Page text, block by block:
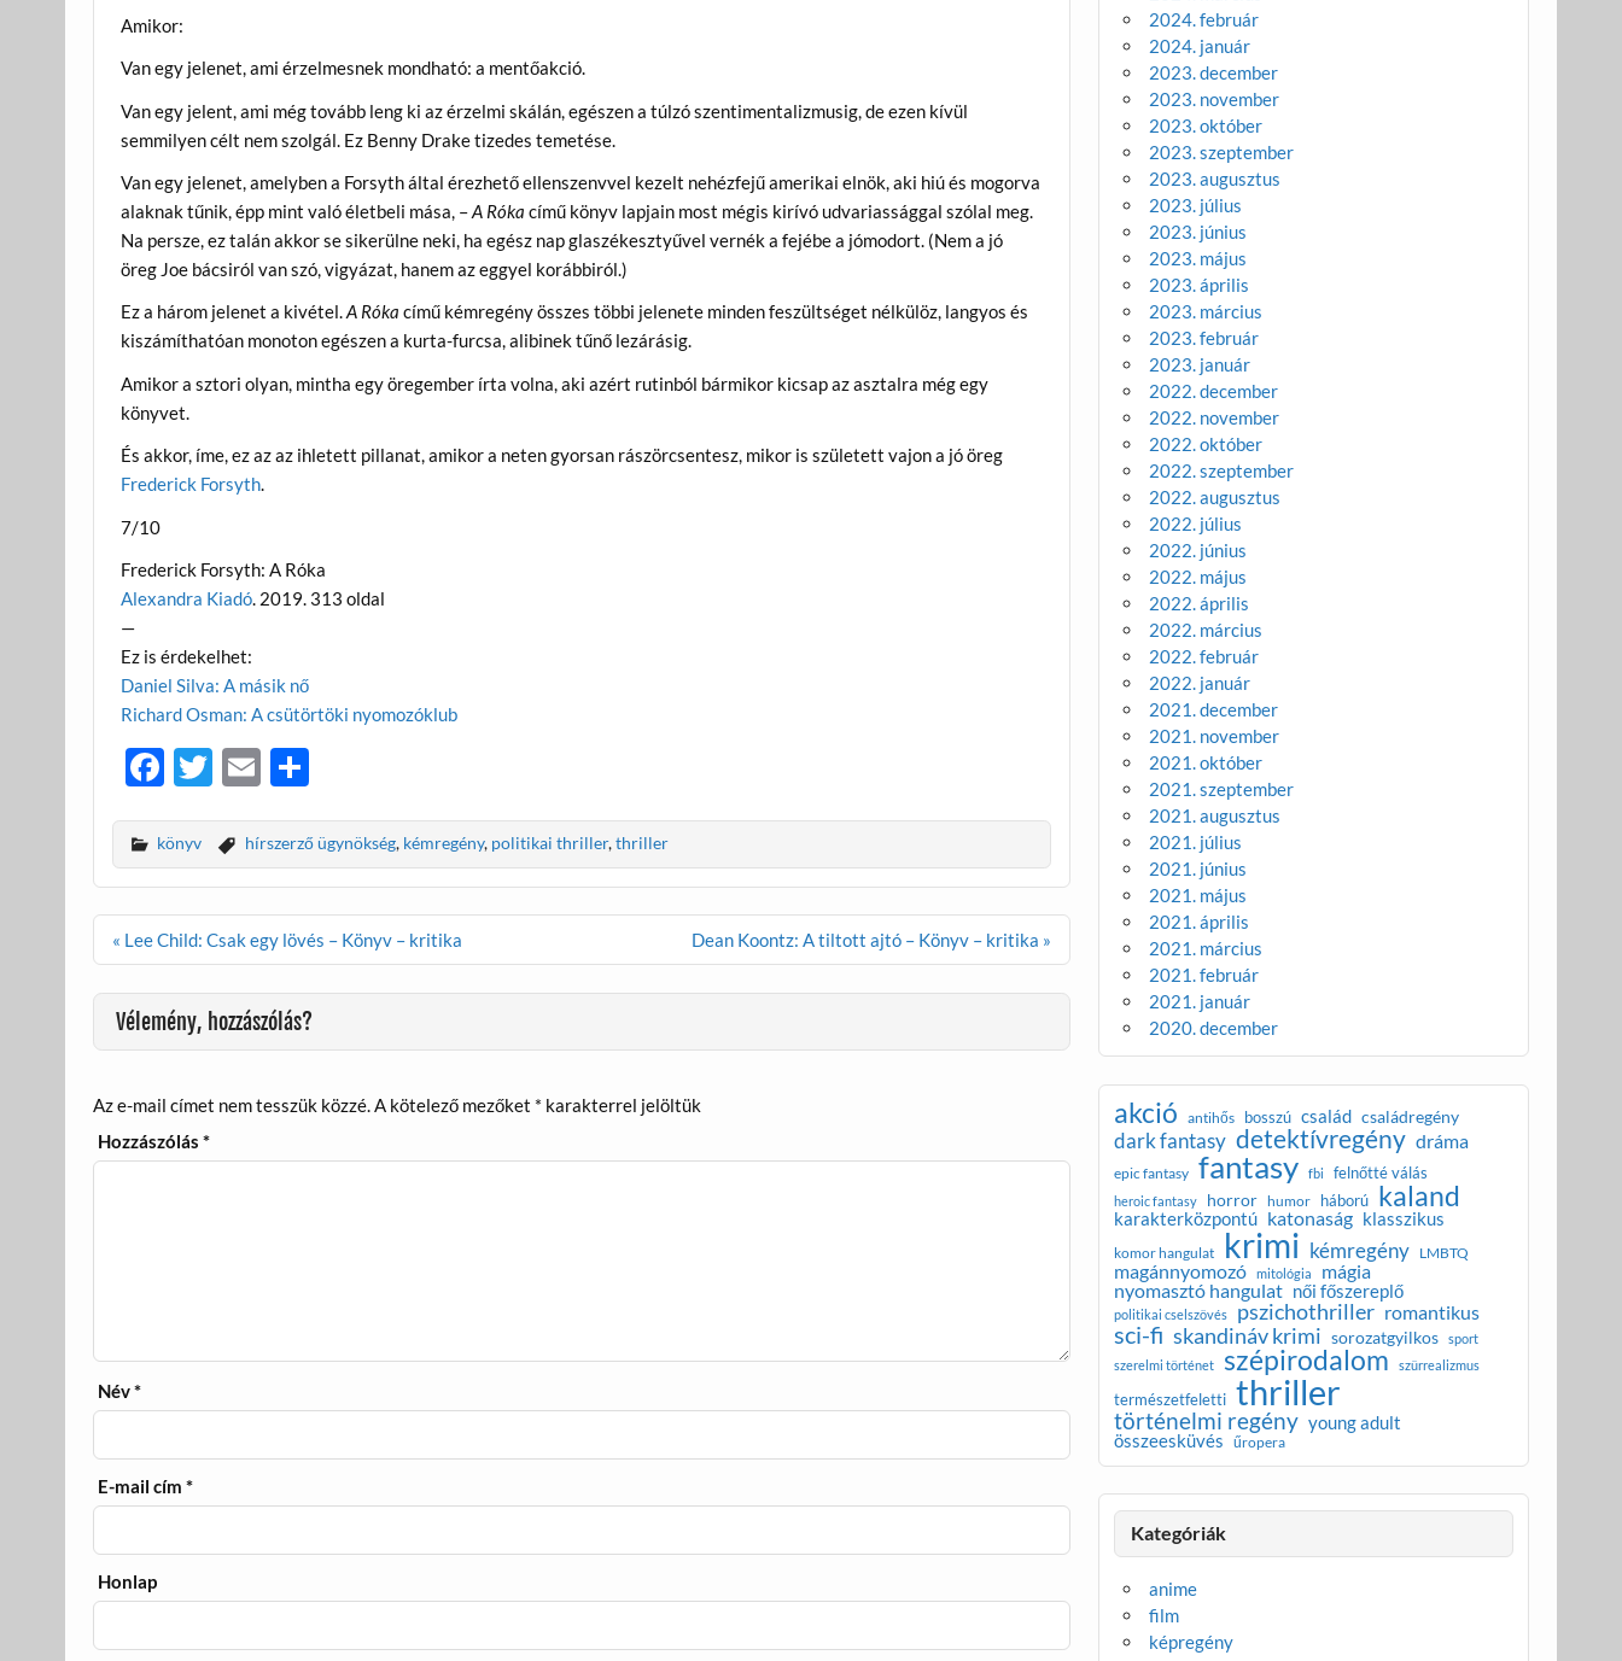
Amikor:
Van egy jelenet, ami érzelmesnek mondható: a mentőakció.
Van egy jelent, ami még tovább leng ki az érzelmi skálán, egészen a túlzó szentimentalizmusig, de ezen kívül
semmilyen célt nem szolgál. Ez Benny Drake tizedes temetése.
Van egy jelenet, amelyben a Forsyth által érezhető ellenszenvvel kezelt nehézfejű amerikai elnök, aki hiú és mogorva
alaknak tűnik, épp mint való életbeli mása, –A Róka című könyv lapjain most mégis kirívó udvariassággal szólal meg.
Na persze, ez talán akkor se sikerülne neki, ha egész nap glaszékesztyűvel vernék a fejébe a jómodort. (Nem a jó
öreg Joe bácsiról van szó, vigyázat, hanem az eggyel korábbiról.)
Ez a három jelenet a kivétel.A Róka című kémregény összes többi jelenete minden feszültséget nélkülöz, langyos és
kiszámíthatóan monoton egészen a kurta-furcsa, alibinek tűnő lezárásig.
Amikor a sztori olyan, mintha egy öregember írta volna, aki azért rutinból bármikor kicsap az asztalra még egy
könyvet.
És akkor, íme, ez az az ihletett pillanat, amikor a neten gyorsan rászörcsentesz, mikor is született vajon a jó öreg
Frederick Forsyth.
7/10
Frederick Forsyth: A Róka
Alexandra Kiadó. 2019. 313 oldal
—
Ez is érdekelhet:
Daniel Silva: A másik nő
Richard Osman: A csütörtöki nyomozóklub
F
e
b
o
o
k
T
itt
er
E
ail za
m
e
g
könyv hírszerző ügynökség, kémregény, politikai thriller,thriller
Bejegyzés
« Lee Child: Csak egy lövés – Könyv – kritika Dean Koontz: A tiltott ajtó – Könyv – kritika »
Vélemény, hozzászólás?
Az e-mail címet nem tesszük közzé.A kötelező mezőket * karakterrel jelöltük
Hozzászólás*
Név*
E-mail cím*
Honlap
2024. február
2024. január
2023. december
2023. november
2023. október
2023. szeptember
2023. augusztus
2023. július
2023. június
2023. május
2023. április
2023. március
2023. február
2023. január
2022. december
2022. november
2022. október
2022. szeptember
2022. augusztus
2022. július
2022. június
2022. május
2022. április
2022. március
2022. február
2022. január
2021. december
2021. november
2021. október
2021. szeptember
2021. augusztus
2021. július
2021. június
2021. május
2021. április
2021. március
2021. február
2021. január
2020. december
akció antihős bosszú család családregény
dark fantasy detektívregény dráma
epic fantasy fantasy fbi felnőtté válás
heroic fantasy horror humor háború kaland
karakterközpontú katonaság klasszikus
komor hangulat krimi kémregény LMBTQ
magánnyomozó mitológia mágia
nyomasztó hangulat női főszereplő
politikai cselszövés pszichothriller romantikus
sci-fi skandináv krimi sorozatgyilkos
sport
szerelmi történet
szépirodalom szürrealizmus
természetfeletti thriller
történelmi regény young adult
összeesküvés
űropera
Kategóriák
anime
film
képregény